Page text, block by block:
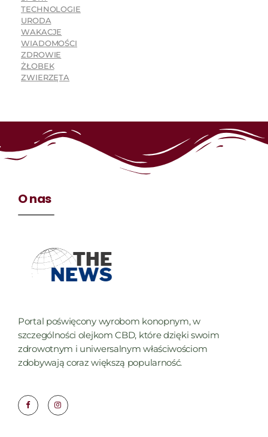
TECHNOLOGIE
URODA
WAKACJE
WIADOMOŚCI
ZDROWIE
ŻŁOBEK
ZWIERZĘTA
O nas
Portal poświęcony wyrobom konopnym, w
szczególności olejkom CBD, które dzięki swoim
zdrowotnym i uniwersalnym właściwościom
zdobywają coraz większą popularność.